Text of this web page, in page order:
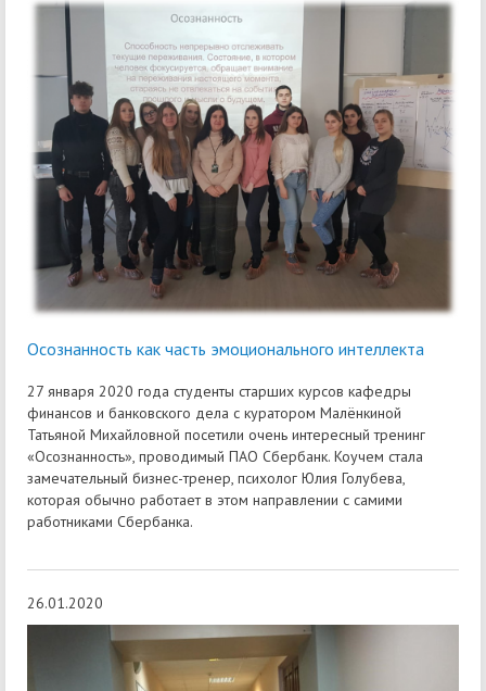
Осознанность как часть эмоционального интеллекта
27 января 2020 года студенты старших курсов кафедры
финансов и банковского дела с куратором Малёнкиной
Татьяной Михайловной посетили очень интересный тренинг
«Осознанность», проводимый ПАО Сбербанк. Коучем стала
замечательный бизнес-тренер, психолог Юлия Голубева,
которая обычно работает в этом направлении с самими
работниками Сбербанка.
26.01.2020